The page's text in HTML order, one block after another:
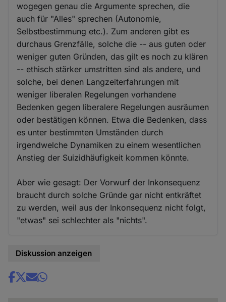
wogegen genau die Argumente sprechen, die
auch für "Alles" sprechen (Autonomie,
Selbstbestimmung etc.). Zum anderen gibt es
durchaus Grenzfälle, solche die -- aus guten oder
weniger guten Gründen, das gilt es noch zu klären
-- ethisch stärker umstritten sind als andere, und
solche, bei denen Langzeiterfahrungen mit
weniger liberalen Regelungen vorhandene
Bedenken gegen liberalere Regelungen ausräumen
oder bestätigen können. Etwa die Bedenken, dass
es unter bestimmten Umständen durch
irgendwelche Dynamiken zu einem wesentlichen
Anstieg der Suizidhäufigkeit kommen könnte.
Aber wie gesagt: Der Vorwurf der Inkonsequenz
braucht durch solche Gründe gar nicht entkräftet
zu werden, weil aus der Inkonsequenz nicht folgt,
"etwas" sei schlechter als "nichts".
Diskussion anzeigen
Share